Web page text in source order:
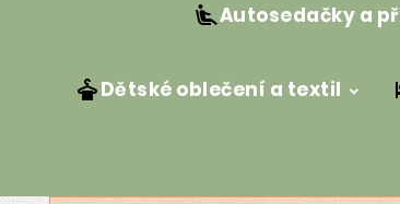
Autosedačky a
Dětské oblečení a textil